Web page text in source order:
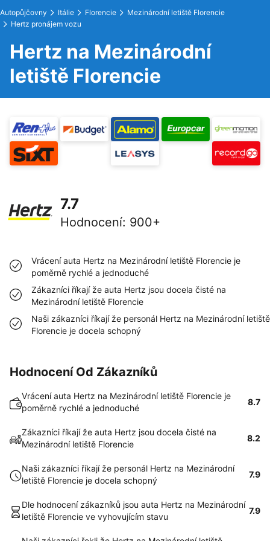
Autopůjčovny Itálie Florencie
Mezinárodní letiště Florencie
Hertz pronájem vozu
Hertz na Mezinárodní
letiště Florencie
7.7
Hodnocení: 900+
Vrácení auta Hertz na Mezinárodní letiště Florencie je
poměrně rychlé a jednoduché
Zákazníci říkají že auta Hertz jsou docela čisté na
Mezinárodní letiště Florencie
Naši zákazníci říkají že personál Hertz na Mezinárodní letiště
Florencie je docela schopný
Hodnocení Od Zákazníků
Vrácení auta Hertz na Mezinárodní letiště Florencie je
poměrně rychlé a jednoduché
8.7
Zákazníci říkají že auta Hertz jsou docela čisté na
Mezinárodní letiště Florencie
8.2
Naši zákazníci říkají že personál Hertz na Mezinárodní
letiště Florencie je docela schopný
7.9
Dle hodnocení zákazníků jsou auta Hertz na Mezinárodní
letiště Florencie ve vyhovujícím stavu
7.9